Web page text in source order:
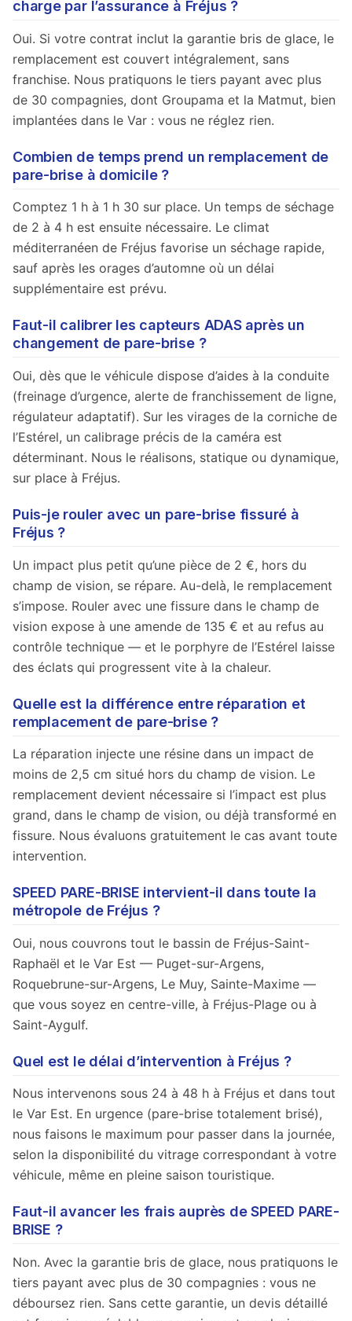
charge par l’assurance à Fréjus ?
Oui. Si votre contrat inclut la garantie bris de glace, le
remplacement est couvert intégralement, sans
franchise. Nous pratiquons le tiers payant avec plus
de 30 compagnies, dont Groupama et la Matmut, bien
implantées dans le Var : vous ne réglez rien.
Combien de temps prend un remplacement de
pare-brise à domicile ?
Comptez 1 h à 1 h 30 sur place. Un temps de séchage
de 2 à 4 h est ensuite nécessaire. Le climat
méditerranéen de Fréjus favorise un séchage rapide,
sauf après les orages d’automne où un délai
supplémentaire est prévu.
Faut-il calibrer les capteurs ADAS après un
changement de pare-brise ?
Oui, dès que le véhicule dispose d’aides à la conduite
(freinage d’urgence, alerte de franchissement de ligne,
régulateur adaptatif). Sur les virages de la corniche de
l’Estérel, un calibrage précis de la caméra est
déterminant. Nous le réalisons, statique ou dynamique,
sur place à Fréjus.
Puis-je rouler avec un pare-brise fissuré à
Fréjus ?
Un impact plus petit qu’une pièce de 2 €, hors du
champ de vision, se répare. Au-delà, le remplacement
s’impose. Rouler avec une fissure dans le champ de
vision expose à une amende de 135 € et au refus au
contrôle technique — et le porphyre de l’Estérel laisse
des éclats qui progressent vite à la chaleur.
Quelle est la différence entre réparation et
remplacement de pare-brise ?
La réparation injecte une résine dans un impact de
moins de 2,5 cm situé hors du champ de vision. Le
remplacement devient nécessaire si l’impact est plus
grand, dans le champ de vision, ou déjà transformé en
fissure. Nous évaluons gratuitement le cas avant toute
intervention.
SPEED PARE-BRISE intervient-il dans toute la
métropole de Fréjus ?
Oui, nous couvrons tout le bassin de Fréjus-Saint-
Raphaël et le Var Est — Puget-sur-Argens,
Roquebrune-sur-Argens, Le Muy, Sainte-Maxime —
que vous soyez en centre-ville, à Fréjus-Plage ou à
Saint-Aygulf.
Quel est le délai d’intervention à Fréjus ?
Nous intervenons sous 24 à 48 h à Fréjus et dans tout
le Var Est. En urgence (pare-brise totalement brisé),
nous faisons le maximum pour passer dans la journée,
selon la disponibilité du vitrage correspondant à votre
véhicule, même en pleine saison touristique.
Faut-il avancer les frais auprès de SPEED PARE-
BRISE ?
Non. Avec la garantie bris de glace, nous pratiquons le
tiers payant avec plus de 30 compagnies : vous ne
déboursez rien. Sans cette garantie, un devis détaillé